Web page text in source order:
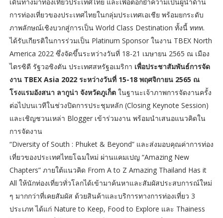
การท่องเที่ยวของประเทศไทยในกลุ่มประเทศเอเชีย พร้อมยกระดับ
ภาพลักษณ์เชิงบวกสู่การเป็น World Class Destination ทั้งนี้ ททท.
ได้รับเกียรติในการร่วมเป็น Platinum Sponsor ในงาน TBEX North
America 2022 ซึ่งจัดขึ้นระหว่างวันที่ 18-21 เมษายน 2565 ณ เมือง
ไตรซิตี รัฐวอชิงตัน ประเทศสหรัฐอเมริกา เพื่อประชาสัมพันธ์การจัด
งาน TBEX Asia 2022 ระหว่างวันที่ 15-18 พฤศจิกายน 2565 ณ
โรงแรมอังสนา ลากูน่า จังหวัดภูเก็ตในฐานะเจ้าภาพการจัดงานครั้ง
ต่อไปบนเวทีในช่วงปิดการประชุมหลัก (Closing Keynote Session)
และเชิญชวนเหล่า Blogger เข้าร่วมงาน พร้อมนำเสนอแนวคิดใน
การจัดงาน
“Diversity of South : Phuket & Beyond” และส่งมอบคุณค่าการท่อง
เที่ยวของประเทศไทยโฉมใหม่ ผ่านแคมเปญ “Amazing New
Chapters” ภายใต้แนวคิด From A to Z Amazing Thailand Has it
All ให้นักท่องเที่ยวทั่วโลกได้เข้ามาค้นหาและสัมผัสประสบการณ์ใหม่
ๆ มากกว่าที่เคยสัมผัส ด้วยสินค้าและบริการทางการท่องเที่ยว 3
ประเภท ได้แก่ Nature to Keep, Food to Explore และ Thainess